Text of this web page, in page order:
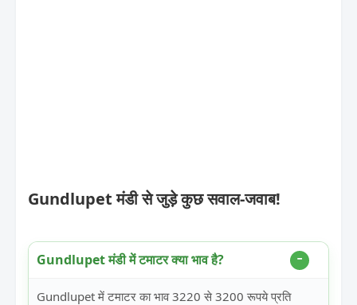
Gundlupet मंडी से जुड़े कुछ सवाल-जवाब!
Gundlupet मंडी में टमाटर क्या भाव है?
Gundlupet में टमाटर का भाव 3220 से 3200 रूपये प्रति